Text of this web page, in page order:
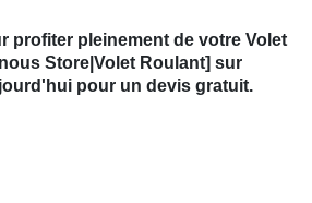
profiter pleinement de votre Volet
Store|Volet Roulant] sur
pour un devis gratuit.